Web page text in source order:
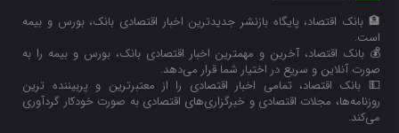
🏦 بانک اقتصاد، پایگاه بازنشر جدیدترین اخبار اقتصادی بانک، بورس و بیمه
است.
💰 بانک اقتصاد، آخرین و مهمترین اخبار اقتصادی بانک، بورس و بیمه را به
صورت آنلاین و سریع در اختیار شما قرار می‌‌دهد.
💵 بانک اقتصاد، تمامی اخبار اقتصادی را از معتبرترین و پربیننده ترین
روزنامه‌ها، مجلات اقتصادی و خبرگزاری‌های اقتصادی به صورت خودکار گردآوری
می‌کند.